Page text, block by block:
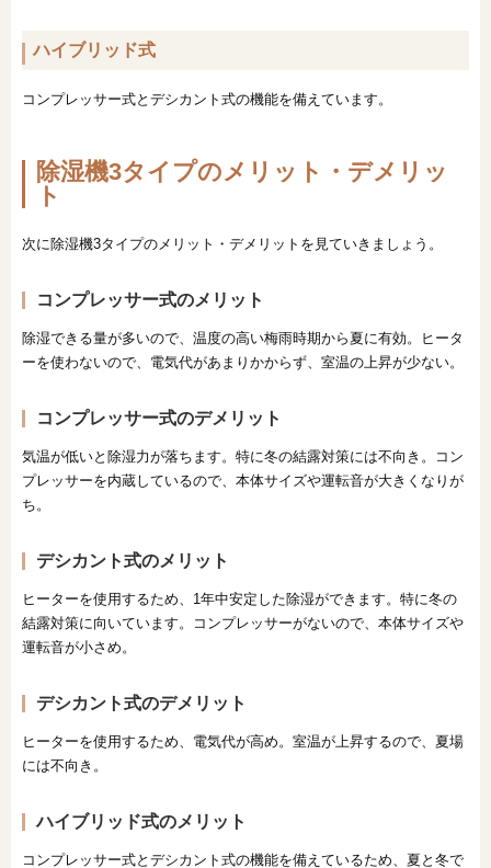
ハイブリッド式
コンプレッサー式とデシカント式の機能を備えています。
除湿機3タイプのメリット・デメリッ
ト
次に除湿機3タイプのメリット・デメリットを見ていきましょう。
コンプレッサー式のメリット
除湿できる量が多いので、温度の高い梅雨時期から夏に有効。ヒータ
ーを使わないので、電気代があまりかからず、室温の上昇が少ない。
コンプレッサー式のデメリット
気温が低いと除湿力が落ちます。特に冬の結露対策には不向き。コン
プレッサーを内蔵しているので、本体サイズや運転音が大きくなりが
ち。
デシカント式のメリット
ヒーターを使用するため、1年中安定した除湿ができます。特に冬の
結露対策に向いています。コンプレッサーがないので、本体サイズや
運転音が小さめ。
デシカント式のデメリット
ヒーターを使用するため、電気代が高め。室温が上昇するので、夏場
には不向き。
ハイブリッド式のメリット
コンプレッサー式とデシカント式の機能を備えているため、夏と冬で